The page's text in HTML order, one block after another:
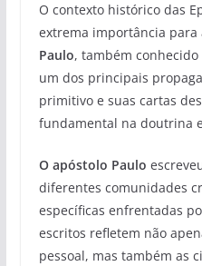
O contexto histórico das
extrema importância para
Paulo, também conhecido
um dos principais
primitivo e suas cartas
fundamental na doutrina
O apóstolo Paulo
diferentes comunidades
específicas enfrentadas
escritos refletem não
pessoal, mas também as